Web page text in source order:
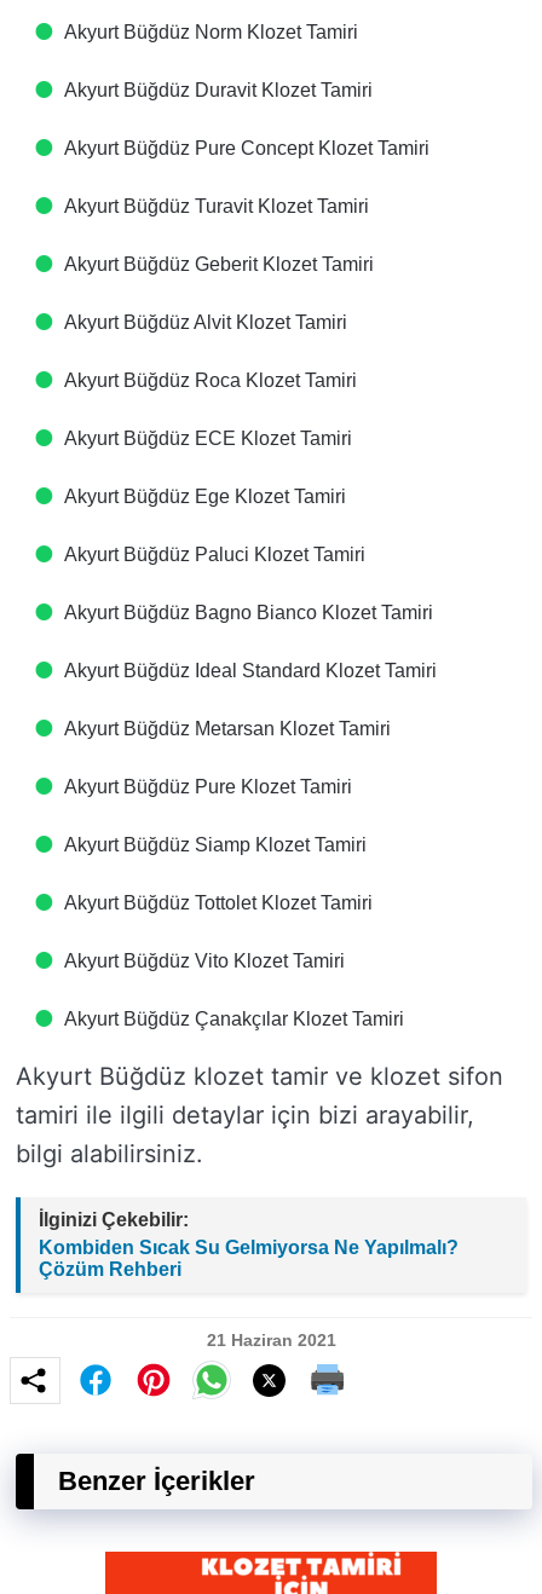
Akyurt Büğdüz Norm Klozet Tamiri
Akyurt Büğdüz Duravit Klozet Tamiri
Akyurt Büğdüz Pure Concept Klozet Tamiri
Akyurt Büğdüz Turavit Klozet Tamiri
Akyurt Büğdüz Geberit Klozet Tamiri
Akyurt Büğdüz Alvit Klozet Tamiri
Akyurt Büğdüz Roca Klozet Tamiri
Akyurt Büğdüz ECE Klozet Tamiri
Akyurt Büğdüz Ege Klozet Tamiri
Akyurt Büğdüz Paluci Klozet Tamiri
Akyurt Büğdüz Bagno Bianco Klozet Tamiri
Akyurt Büğdüz Ideal Standard Klozet Tamiri
Akyurt Büğdüz Metarsan Klozet Tamiri
Akyurt Büğdüz Pure Klozet Tamiri
Akyurt Büğdüz Siamp Klozet Tamiri
Akyurt Büğdüz Tottolet Klozet Tamiri
Akyurt Büğdüz Vito Klozet Tamiri
Akyurt Büğdüz Çanakçılar Klozet Tamiri
Akyurt Büğdüz klozet tamir ve klozet sifon
tamiri ile ilgili detaylar için bizi arayabilir,
bilgi alabilirsiniz.
İlginizi Çekebilir:
Kombiden Sıcak Su Gelmiyorsa Ne Yapılmalı?
Çözüm Rehberi
21 Haziran 2021
Benzer İçerikler